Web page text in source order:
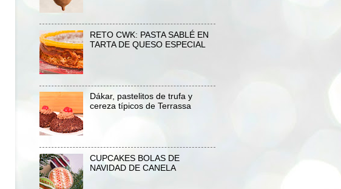
RETO CWK: PASTA SABLÉ EN
TARTA DE QUESO ESPECIAL
Dákar, pastelitos de trufa y
cereza típicos de Terrassa
CUPCAKES BOLAS DE
NAVIDAD DE CANELA